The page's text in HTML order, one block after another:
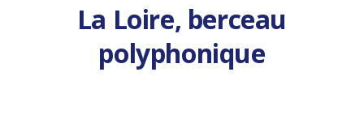
La Loire, berceau
polyphonique